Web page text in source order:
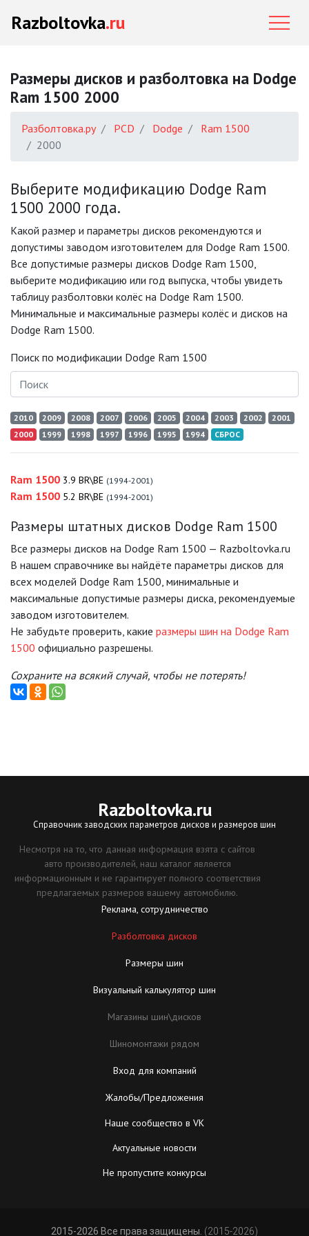
Razboltovka.ru
Размеры дисков и разболтовка на Dodge
Ram 1500 2000
Разболтовка.ру PCD Dodge
Ram 1500
2000
Выберите модификацию Dodge Ram
1500 2000 года.
Какой размер и параметры дисков рекомендуются и
допустимы заводом изготовителем для Dodge Ram 1500.
Все допустимые размеры дисков Dodge Ram 1500,
выберите модификацию или год выпуска, чтобы увидеть
таблицу разболтовки колёс на Dodge Ram 1500.
Минимальные и максимальные размеры колёс и дисков на
Dodge Ram 1500.
Поиск по модификации Dodge Ram 1500
2010 2009 2008 2007 2006 2005 2004 2003 2002
2001
2000
1999 1998 1997 1996 1995 1994 СБРОС
Ram 1500 3.9 BR\BE (1994-2001)
Ram 1500 5.2 BR\BE (1994-2001)
Размеры штатных дисков Dodge Ram 1500
Все размеры дисков на Dodge Ram 1500 — Razboltovka.ru
В нашем справочнике вы найдёте параметры дисков для
всех моделей Dodge Ram 1500, минимальные и
максимальные допустимые размеры диска, рекомендуемые
заводом изготовителем.
Не забудьте проверить, какие размеры шин на Dodge Ram
1500 официально разрешены.
Сохраните на всякий случай, чтобы не потерять!
Razboltovka.ru
Справочник заводских параметров дисков и размеров шин
Несмотря на то, что данная информация взята с сайтов
авто производителей, наш каталог является
информационным и не гарантирует полного соответствия
предлагаемых размеров вашему автомобилю.
Реклама, сотрудничество
Разболтовка дисков
Размеры шин
Визуальный калькулятор шин
Магазины шин\дисков
Шиномонтажи рядом
Вход для компаний
Жалобы/Предложения
Наше сообщество в VK
Актуальные новости
Не пропустите конкурсы
2015-2026 Все права защищены. (2015-2026)